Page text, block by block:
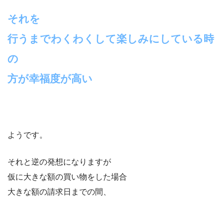
それを
行うまでわくわくして楽しみにしている時
の
方が幸福度が高い
ようです。
それと逆の発想になりますが
仮に大きな額の買い物をした場合
大きな額の請求日までの間、